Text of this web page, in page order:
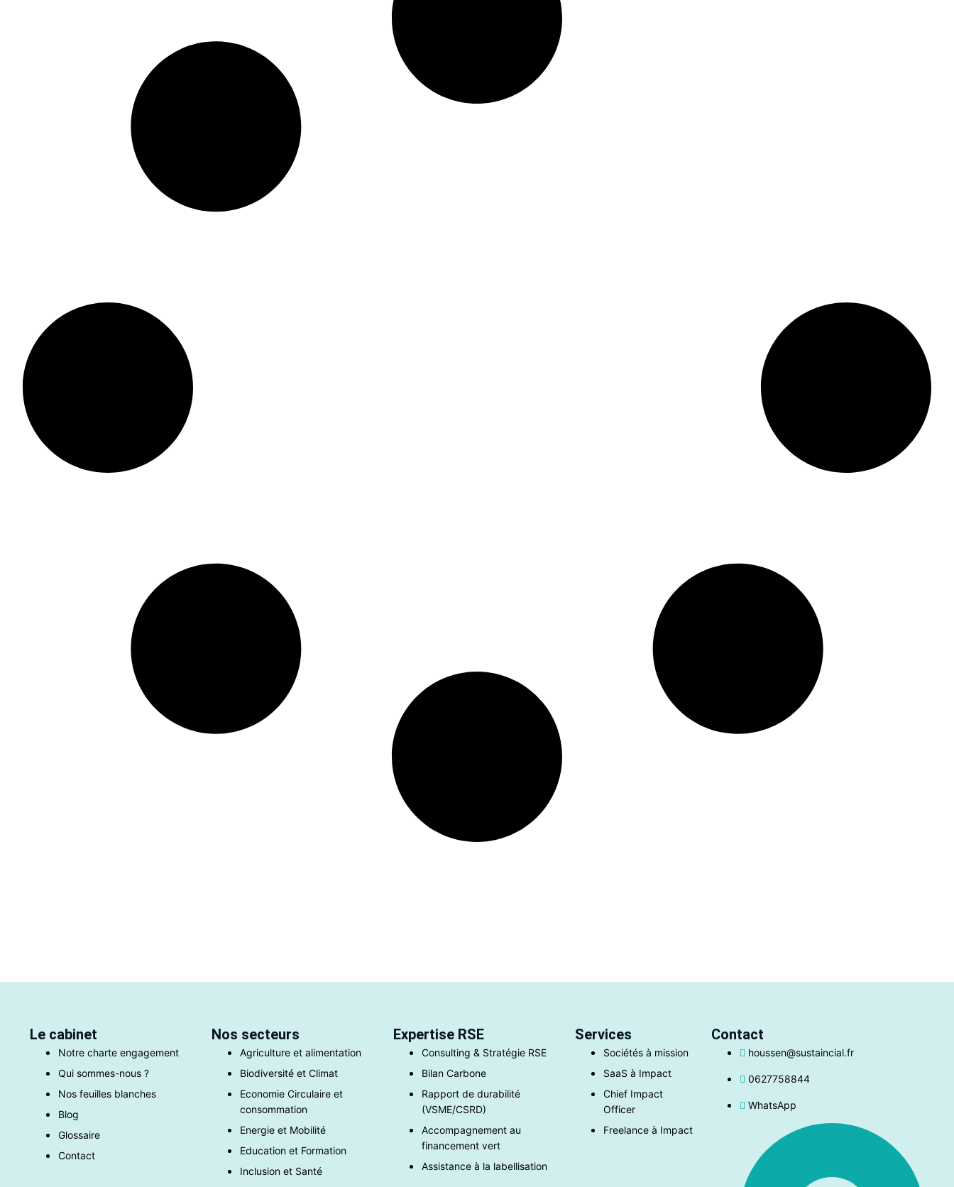
Le cabinet
Notre charte engagement
Qui sommes-nous ?
Nos feuilles blanches
Blog
Glossaire
Contact
Nos secteurs
Agriculture et alimentation
Biodiversité et Climat
Economie Circulaire et
consommation
Energie et Mobilité
Education et Formation
Inclusion et Santé
Expertise RSE
Consulting & Stratégie RSE
Bilan Carbone
Rapport de durabilité
(VSME/CSRD)
Accompagnement au
financement vert
Assistance à la labellisation
Services
Sociétés à mission
SaaS à Impact
Chief Impact
Officer
Freelance à Impact
Contact
houssen@sustaincial.fr
0627758844
WhatsApp